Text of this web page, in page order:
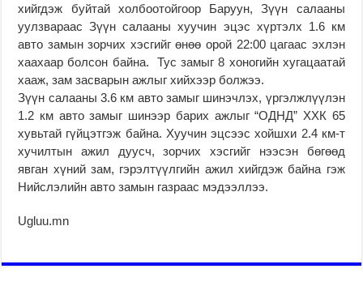
хийгдэж буйтай холбоотойгоор Баруун, Зүүн салааны
уулзвараас Зүүн салааны хуучин эцэс хүртэлх 1.6 км
авто замын зорчих хэсгийг өнөө орой 22:00 цагаас эхлэн
хаахаар болсон байна. Тус замыг 8 хоногийн хугацаатай
хааж, зам засварын ажлыг хийхээр болжээ.
Зүүн салааны 3.6 км авто замыг шинэчлэх, үргэлжлүүлэн
1.2 км авто замыг шинээр барих ажлыг “ОДНД” ХХК 65
хувьтай гүйцэтгэж байна. Хуучин эцсээс хойшхи 2.4 км-т
хучилтын ажил дуусч, зорчих хэсгийг нээсэн бөгөөд
явган хүний зам, гэрэлтүүлгийн ажил хийгдэж байна гэж
Нийслэлийн авто замын газраас мэдээллээ.
Ugluu.mn